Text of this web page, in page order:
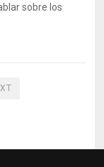
sobre los